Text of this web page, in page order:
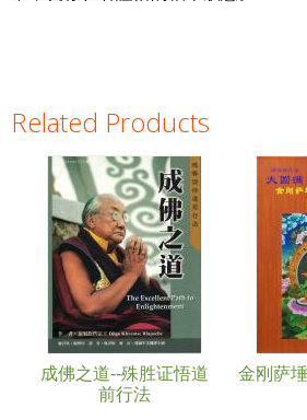
Related Products
成佛之道--殊胜证悟道
前行法
金刚萨
Pages